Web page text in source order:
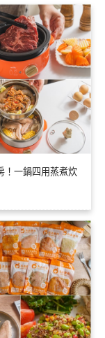
！一鍋四用蒸煮炊